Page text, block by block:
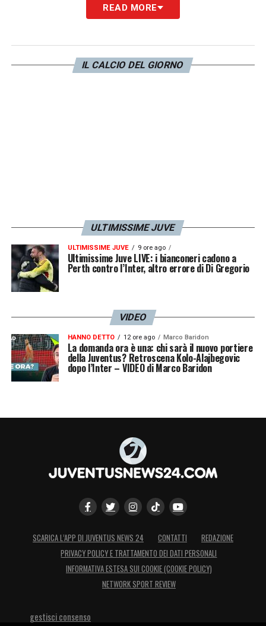
a livello numerico. Credo sia il profilo giusto
bianconera anche per i prossimi anni».
READ MORE
IL CALCIO DEL GIORNO
ULTIMISSIME JUVE
ULTIMISSIME JUVE 9 ore ago
Ultimissime Juve LIVE: i bianconeri cadono a
Perth contro l’Inter, altro errore di Di Gregorio
VIDEO
HANNO DETTO 12 ore ago Marco Baridon
La domanda ora è una: chi sarà il nuovo portiere
della Juventus? Retroscena Kolo-Alajbegovic
dopo l’Inter – VIDEO di Marco Baridon
SCARICA L’APP DI JUVENTUS NEWS 24 CONTATTI
REDAZIONE
PRIVACY POLICY E TRATTAMENTO DEI DATI PERSONALI
INFORMATIVA ESTESA SUI COOKIE (COOKIE POLICY)
NETWORK SPORT REVIEW
gestisci consenso